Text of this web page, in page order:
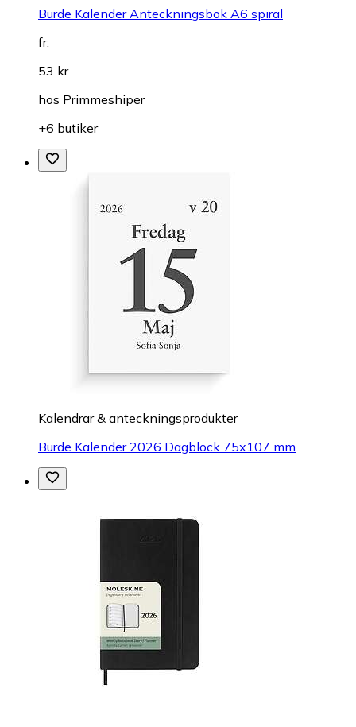
Burde Kalender Anteckningsbok A6 spiral
fr.
53 kr
hos Primmeshiper
+6 butiker
Kalendrar & anteckningsprodukter
Burde Kalender 2026 Dagblock 75x107 mm